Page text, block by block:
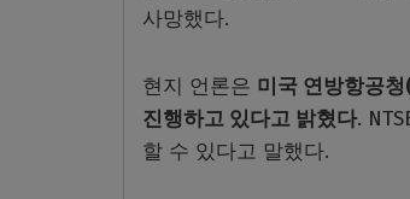
사망했다.
현지 언론은 미국 연방항공
진행하고 있다고 밝혔다.
할 수 있다고 말했다.